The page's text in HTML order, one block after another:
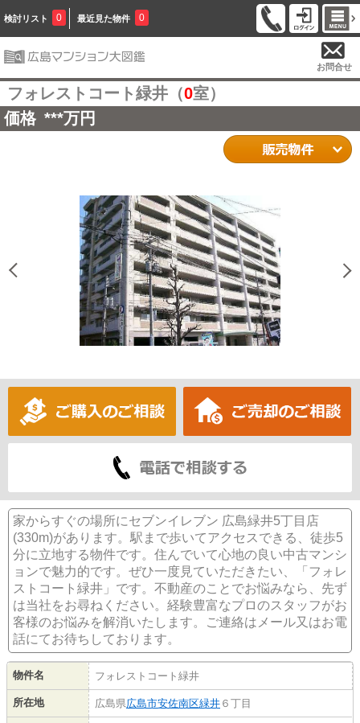
検討リスト 0 最近見た物件 0
お問合せ
フォレストコート緑井（0室）
価格 ***万円
家からすぐの場所にセブンイレブン 広島緑井5丁目店
(330m)があります。駅まで歩いてアクセスできる、徒歩5
分に立地する物件です。住んでいて心地の良い中古マンシ
ョンで魅力的です。ぜひ一度見ていただきたい、「フォレ
ストコート緑井」です。不動産のことでお悩みなら、先ず
は当社をお尋ねください。経験豊富なプロのスタッフがお
客様のお悩みを解消いたします。ご連絡はメール又はお電
話にてお待ちしております。
物件名 フォレストコート緑井
所在地 広島県広島市安佐南区緑井 ６丁目